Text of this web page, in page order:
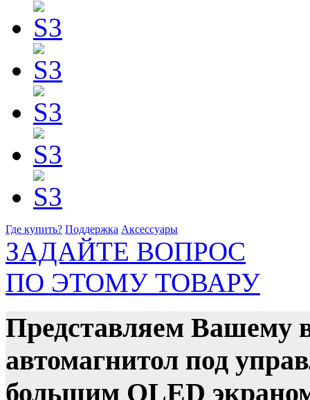
Где купить? Поддержка Аксессуары
ЗАДАЙТЕ ВОПРОС
ПО ЭТОМУ ТОВАРУ
Представляем Вашему
автомагнитол под
большим QLED